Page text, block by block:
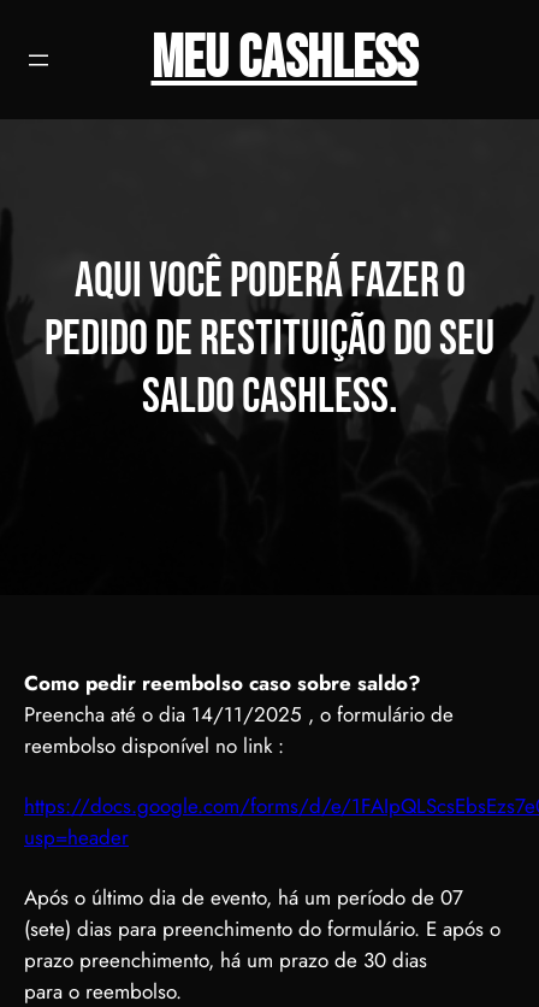
Meu Cashless
Aqui você poderá fazer o
pedido de restituição do seu
saldo Cashless.
Como pedir reembolso caso sobre saldo?
Preencha até o dia 14/11/2025 , o formulário de
reembolso disponível no link :
https://docs.google.com/forms/d/e/
usp=header
Após o último dia de evento, há um período de 07
(sete) dias para preenchimento do formulário. E após o
prazo preenchimento, há um prazo de 30 dias
para o reembolso.